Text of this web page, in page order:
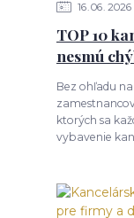
16 06 2026
TOP 10
nesmú
Bez ohľadu
ktorých sa
vybavenie